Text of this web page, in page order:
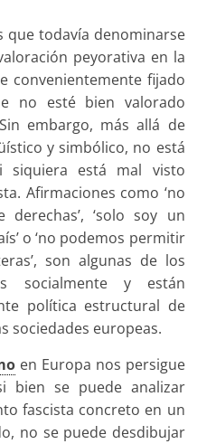
que todavía denominarse
peyorativa en la
convenientemente fijado
no esté bien valorado
embargo, más allá de
y simbólico, no está
siquiera está mal visto
Afirmaciones como ‘no
‘solo soy un
o ‘no podemos permitir
son algunas de los
socialmente y están
política estructural de
sociedades europeas.
en Europa nos persigue
bien se puede analizar
fascista concreto en un
no se puede desdibujar